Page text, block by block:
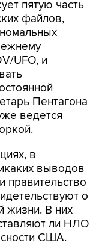
UFO, и
Пентагона
ведется
в
правительство
о
жизни. В них
ли НЛО
США.
публикация